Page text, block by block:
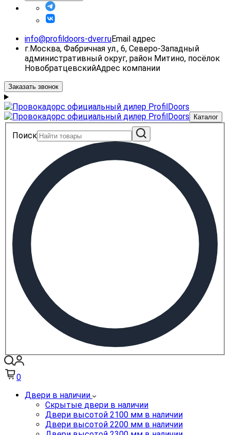
info@profildoors-dver.ruEmail адрес
г.Москва, Фабричная ул., 6, Северо-Западный
административный округ, район Митино, посёлок
НовобратцевскийАдрес компании
Заказать звонок
Каталог
Поиск
0
Двери в наличии
Скрытые двери в наличии
Двери высотой 2100 мм в наличии
Двери высотой 2200 мм в наличии